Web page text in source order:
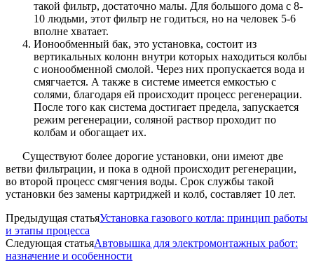
такой фильтр, достаточно малы. Для большого дома с 8-
10 людьми, этот фильтр не годиться, но на человек 5-6
вполне хватает.
Ионообменный бак, это установка, состоит из
вертикальных колонн внутри которых находиться колбы
с ионообменной смолой. Через них пропускается вода и
смягчается. А также в системе имеется емкостью с
солями, благодаря ей происходит процесс регенерации.
После того как система достигает предела, запускается
режим регенерации, соляной раствор проходит по
колбам и обогащает их.
Существуют более дорогие установки, они имеют две
ветви фильтрации, и пока в одной происходит регенерации,
во второй процесс смягчения воды. Срок службы такой
установки без замены картриджей и колб, составляет 10 лет.
Предыдущая статьяУстановка газового котла: принцип работы
и этапы процесса
Следующая статьяАвтовышка для электромонтажных работ:
назначение и особенности